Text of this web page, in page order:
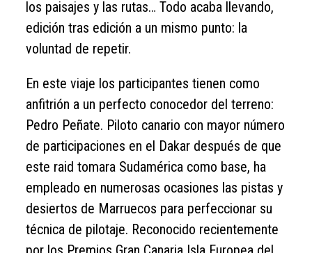
los paisajes y las rutas… Todo acaba llevando,
edición tras edición a un mismo punto: la
voluntad de repetir.
En este viaje los participantes tienen como
anfitrión a un perfecto conocedor del terreno:
Pedro Peñate. Piloto canario con mayor número
de participaciones en el Dakar después de que
este raid tomara Sudamérica como base, ha
empleado en numerosas ocasiones las pistas y
desiertos de Marruecos para perfeccionar su
técnica de pilotaje. Reconocido recientemente